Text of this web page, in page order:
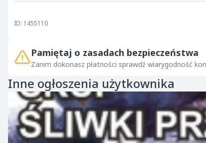
ID: 1455110
Pamiętaj o zasadach bezpieczeństwa
Zanim dokonasz płatności sprawdź wiarygodność
Inne ogłoszenia użytkownika